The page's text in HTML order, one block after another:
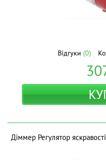
Відгуки (0)
Діммер Регулятор